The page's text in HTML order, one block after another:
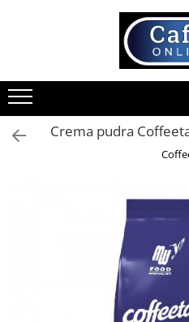
Cafea
Cafea Boabe
Capsule CafeaCrema pudra